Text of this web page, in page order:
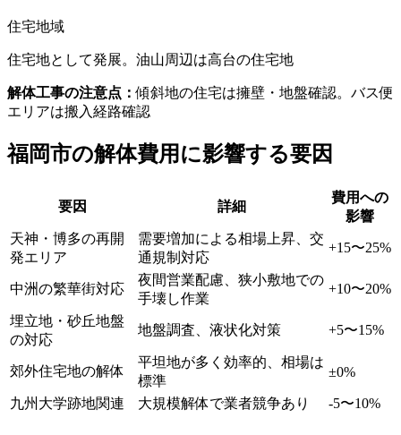
住宅地域
住宅地として発展。油山周辺は高台の住宅地
解体工事の注意点：傾斜地の住宅は擁壁・地盤確認。バス便
エリアは搬入経路確認
福岡市の解体費用に影響する要因
要因 詳細
費用への
影響
天神・博多の再開
発エリア
需要増加による相場上昇、交
通規制対応
+15〜25%
中洲の繁華街対応
夜間営業配慮、狭小敷地での
手壊し作業
+10〜20%
埋立地・砂丘地盤
の対応
地盤調査、液状化対策 +5〜15%
郊外住宅地の解体
平坦地が多く効率的、相場は
標準
±0%
九州大学跡地関連 大規模解体で業者競争あり -5〜10%